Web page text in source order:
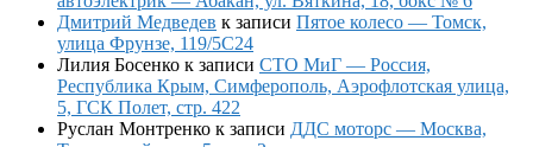
Дмитрий Медведев к записи Пятое колесо — Томск,
улица Фрунзе, 119/5С24
Лилия Босенко к записи СТО МиГ — Россия,
Республика Крым, Симферополь, Аэрофлотская улица,
5, ГСК Полет, стр. 422
Руслан Монтренко к записи ДДС моторс — Москва,